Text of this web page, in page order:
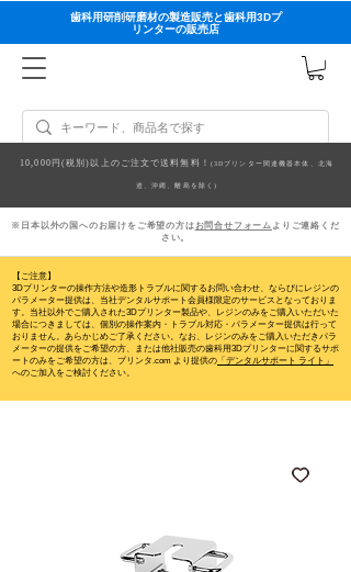
歯科用研削研磨材の製造販売と歯科用3Dプ
リンターの販売店
10,000円(税別)以上のご注文で送料無料！ (3Dプリンター関連機器本体、北海
道、沖縄、離島を除く)
※日本以外の国へのお届けをご希望の方はお問合せフォーム よりご連絡くだ
さい。
【ご注意】
3Dプリンターの操作方法や造形トラブルに関するお問い合わせ、ならびにレジンの
パラメーター提供は、当社デンタルサポート会員様限定のサービスとなっておりま
す。当社以外でご購入された3Dプリンター製品や、レジンのみをご購入いただいた
場合につきましては、個別の操作案内・トラブル対応・パラメーター提供は行って
おりません。 あらかじめご了承ください。なお、レジンのみをご購入いただきパラ
メーターの提供をご希望の方、または他社販売の歯科用3Dプリンターに関するサポ
ートのみをご希望の方は、プリンタ.com より提供の 「デンタルサポート ライト」
へのご加入をご検討ください。